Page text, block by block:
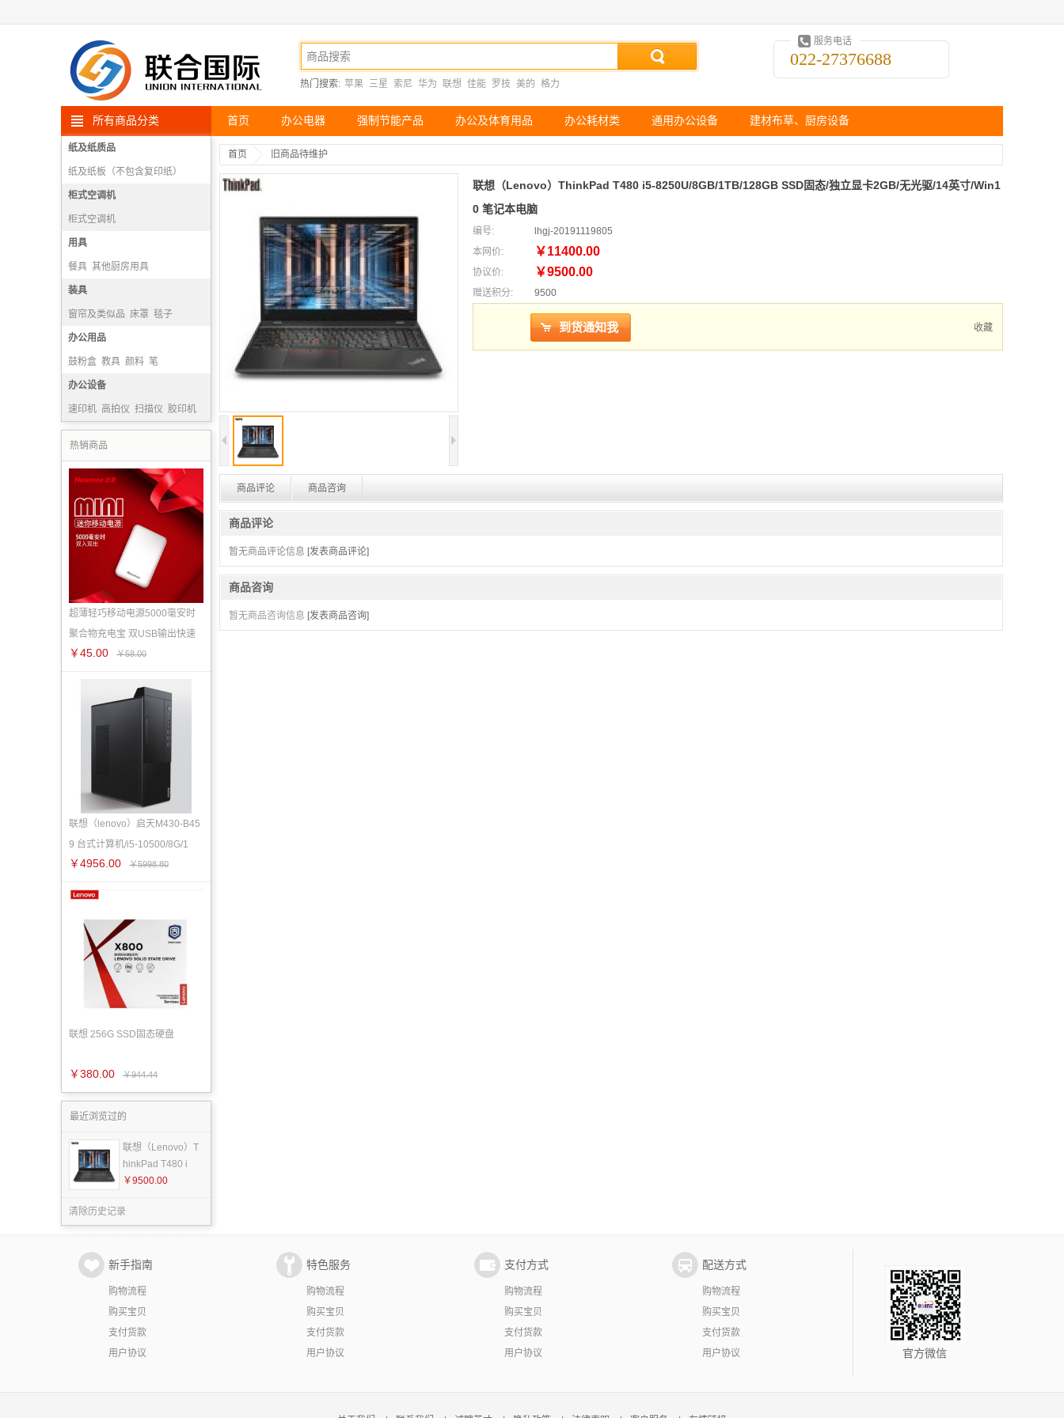
热门搜索: 苹果 三星 索尼 华为 联想 佳能 罗技 美的 格力
服务电话
022-27376688
所有商品分类 首页 办公电器 强制节能产品 办公及体育用品 办公耗材类 通用办公设备 建材布草、厨房设备
纸及纸质品
纸及纸板（不包含复印纸）
柜式空调机
柜式空调机
用具
餐具 其他厨房用具
厨房操作台
装具
窗帘及类似品 床罩 毯子
衣箱、提箱及类似容器
办公用品
鼓粉盒 教具 颜料 笔
办公设备
速印机 高拍仪 扫描仪 胶印机
热销商品
超薄轻巧移动电源5000毫安时
聚合物充电宝 双USB输出快速
￥45.00 ￥58.00
联想（lenovo）启天M430-B45
9 台式计算机/i5-10500/8G/1
￥4956.00 ￥5998.80
联想 256G SSD固态硬盘
￥380.00 ￥944.44
最近浏览过的
联想（Lenovo）T
hinkPad T480 i
￥9500.00
清除历史记录
首页 旧商品待维护
联想（Lenovo）ThinkPad T480 i5-8250U/8GB/1TB/128GB SSD固态/独立显卡2GB/无光驱/14英寸/Win1
0 笔记本电脑
编号:
lhgj-20191119805
本网价:
￥11400.00
协议价: ￥9500.00
赠送积分: 9500
收藏
商品评论 商品咨询
商品评论
暂无商品评论信息 [发表商品评论]
商品咨询
暂无商品咨询信息 [发表商品咨询]
新手指南
购物流程
购买宝贝
支付货款
用户协议
特色服务
购物流程
购买宝贝
支付货款
用户协议
支付方式
购物流程
购买宝贝
支付货款
用户协议
配送方式
购物流程
购买宝贝
支付货款
用户协议
官方微信